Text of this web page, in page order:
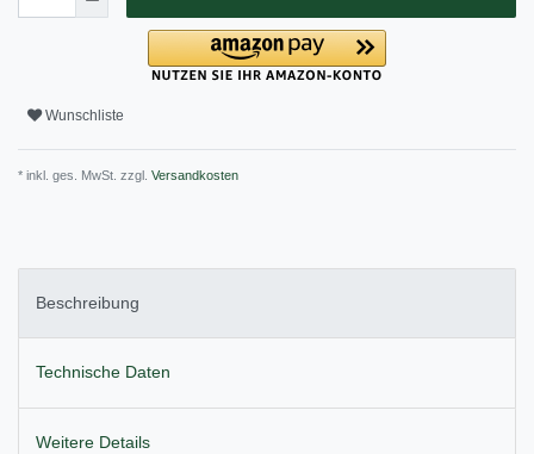
Wunschliste
* inkl. ges. MwSt. zzgl. Versandkosten
Beschreibung
Technische Daten
Weitere Details